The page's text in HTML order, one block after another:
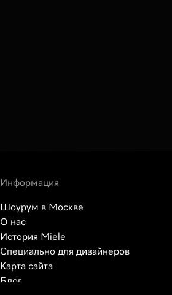
Информация
Шоурум в Москве
О нас
История Miele
Специально для дизайнеров
Карта сайта
Блог